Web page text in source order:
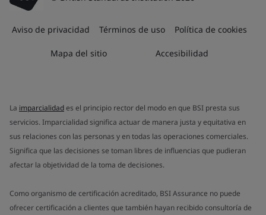
Aviso de privacidad Términos de uso Política de cookies
Mapa del sitio Accesibilidad
La imparcialidades el principio rector del modo en que BSI presta sus
servicios. Imparcialidad significa actuar de manera justa y equitativa en
sus relaciones con las personas y en todas las operaciones comerciales.
Significa que las decisiones se toman libres de influencias que pudieran
afectar la objetividad de la toma de decisiones.
Como organismo de certificación acreditado, BSI Assurance no puede
ofrecer certificación a clientes que también hayan recibido consultoría de